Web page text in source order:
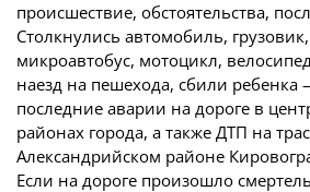
происшествие, обстоятельства,
Столкнулись автомобиль, грузовик,
микроавтобус, мотоцикл,
наезд на пешехода, сбили ребенка
последние аварии на дороге в
районах города, а также ДТП на
Александрийском районе
Если на дороге произошло